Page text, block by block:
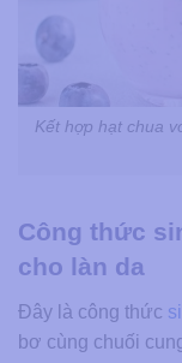
Kết hợp hạt chua
Công thức
cho làn da
Đây là công thức
bơ cùng chuối